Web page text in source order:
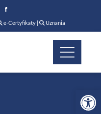
e-Certyfikaty | Uznania